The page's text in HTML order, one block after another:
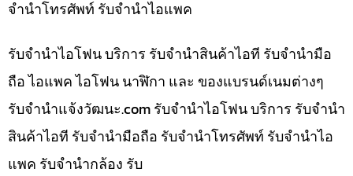
จำนำโทรศัพท์ รับจำนำไอแพค
รับจำนำไอโฟน บริการ รับจำนำสินค้าไอที รับจำนำมือ
ถือ ไอแพค ไอโฟน นาฬิกา และ ของแบรนด์เนมต่างๆ
รับจํานําแจ้งวัฒนะ.com รับจำนำไอโฟน บริการ รับจำนำ
สินค้าไอที รับจำนำมือถือ รับจำนำโทรศัพท์ รับจำนำไอ
แพค รับจำนำกล้อง รับ